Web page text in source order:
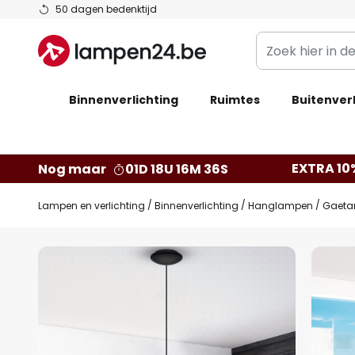
50 dagen bedenktijd
Ga
de
inhoud
Zoek
hier
de
Binnenverlichting Ruimtes
Nog maar 01D 18U 16M 35S EXTRA
Lampen en verlichting Binnenverlichting Hanglampen
Ga